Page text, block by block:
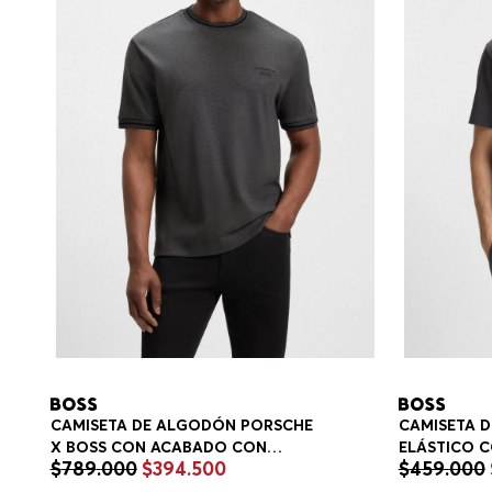
CAMISETA DE ALGODÓN PORSCHE
X BOSS CON ACABADO CON
CONTROL DE LA HUMEDAD
$789.000 $394.500
CAMISETA
ELÁSTICO
$459.000